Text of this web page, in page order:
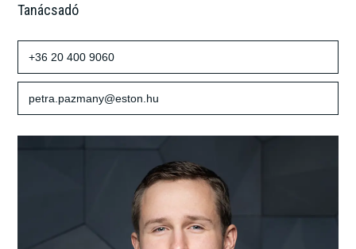
Tanácsadó
+36 20 400 9060
petra.pazmany@eston.hu